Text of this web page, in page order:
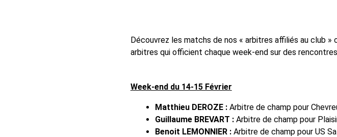
Découvrez les matchs de nos « arbitres affiliés au club
arbitres qui officient chaque week-end sur des
Week-end du 14-15 Février
Matthieu DEROZE :Arbitre de champ pour
Guillaume BREVART :Arbitre de champ pour
Benoit LEMONNIER :Arbitre de champ pour US